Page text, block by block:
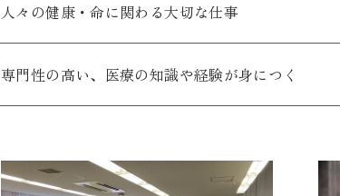
人々の健康・命に関わる大切な仕事
専門性の高い、医療の知識や経験が身につく